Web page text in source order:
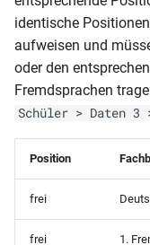
MVP-REG- AS
MVP-REG-AS
MVP-REG-HJZ
MVP-REG-HJZ
RLP-GY-ABI (2010-
Seite 1) (ohne
RLP-GY-ABI (2010-
RLP-GY-ABI (2010)
RLP-GS-JZ (3. und 4.
Schülerliste
Schüler gruppiert)
Schülerliste
Geburtsdatum und
Schülerliste
Klassenliste mit
Klassenliste mit
Klassenliste mit
identische
aufweisen und
oder den
Fremdsprachen
Schüler > Daten 3
Position
frei
frei 1.